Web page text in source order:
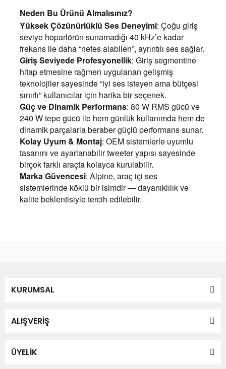
Neden Bu Ürünü Almalısınız?
Yüksek Çözünürlüklü Ses Deneyimi: Çoğu giriş
seviye hoparlörün sunamadığı 40 kHz’e kadar
frekans ile daha “nefes alabilen”, ayrıntılı ses sağlar.
Giriş Seviyede Profesyonellik: Giriş segmentine
hitap etmesine rağmen uygulanan gelişmiş
teknolojiler sayesinde “iyi ses isteyen ama bütçesi
sınırlı” kullanıcılar için harika bir seçenek.
Güç ve Dinamik Performans: 80 W RMS gücü ve
240 W tepe gücü ile hem günlük kullanımda hem de
dinamik parçalarla beraber güçlü performans sunar.
Kolay Uyum & Montaj: OEM sistemlerle uyumlu
tasarımı ve ayarlanabilir tweeter yapısı sayesinde
birçok farklı araçta kolayca kurulabilir.
Marka Güvencesi: Alpine, araç içi ses
sistemlerinde köklü bir isimdir — dayanıklılık ve
kalite beklentisiyle tercih edilebilir.
Ürün resmi kalitesiz, bozuk veya görüntülenemiyor.
Ürün bilgilerinde hatalar bulunuyor.
Bu ürüne benzer farklı alternatifler olmalı.
KURUMSAL
ALIŞVERİŞ
ÜYELİK